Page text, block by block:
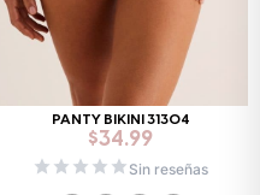
PANTY BIKINI 31304
$34.99
Sin reseñas